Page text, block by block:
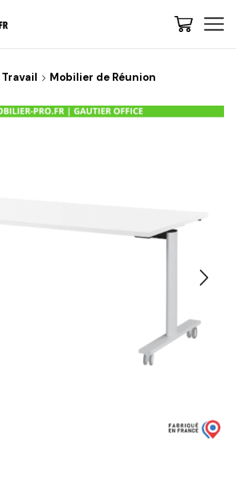
Mobilier de Réunion